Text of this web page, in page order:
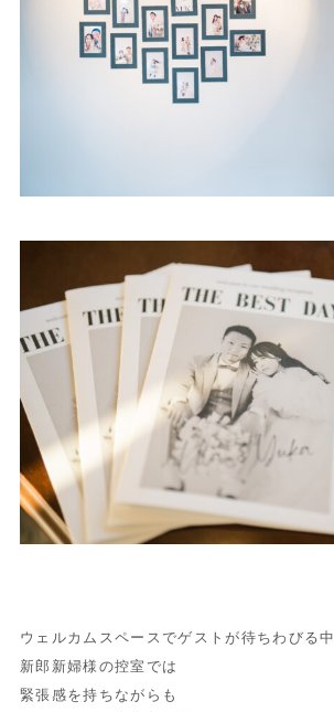
ウェルカムスペースでゲストが待ちわびる中
新郎新婦様の控室では
緊張感を持ちながらも